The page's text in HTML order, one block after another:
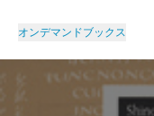
オンデマンドブックス